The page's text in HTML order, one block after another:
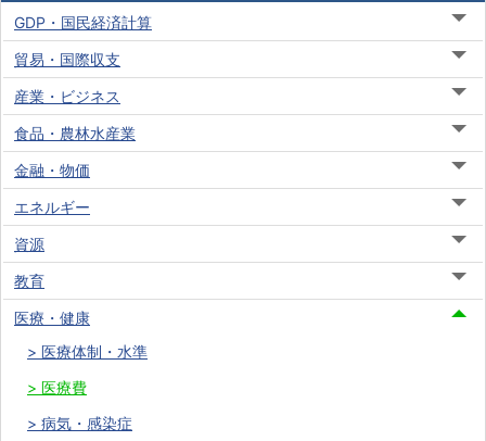
GDP・国民経済計算
貿易・国際収支
産業・ビジネス
食品・農林水産業
金融・物価
エネルギー
資源
教育
医療・健康
医療体制・水準
医療費
病気・感染症